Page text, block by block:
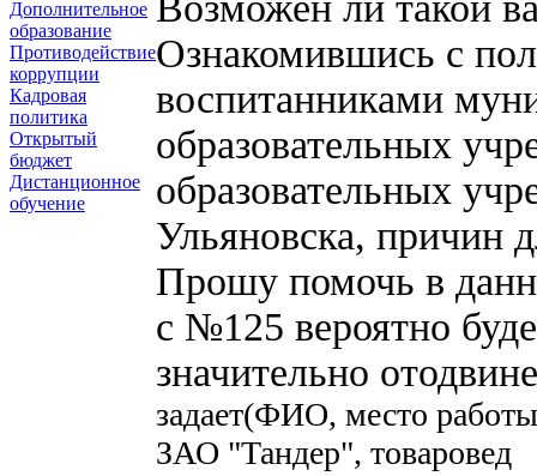
Дополнительное
образование
Противодействие
коррупции
Кадровая
политика
Открытый
бюджет
Дистанционное
обучение
Ознакомившись с
воспитанниками
образовательных
образовательных
Ульяновска, причин
Прошу помочь в
с №125 вероятно
значительно
задает(ФИО, место
ЗАО "Тандер", товаровед